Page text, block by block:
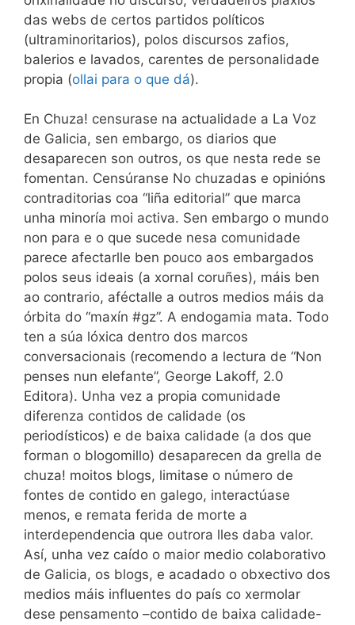
das webs de certos partidos políticos
(ultraminoritarios), polos discursos zafios,
balerios e lavados, carentes de personalidade
propia (ollai para o que dá).
En Chuza! censurase na actualidade a La Voz
de Galicia, sen embargo, os diarios que
desaparecen son outros, os que nesta rede se
fomentan. Censúranse No chuzadas e opinións
contraditorias coa “liña editorial” que marca
unha minoría moi activa. Sen embargo o mundo
non para e o que sucede nesa comunidade
parece afectarlle ben pouco aos embargados
polos seus ideais (a xornal coruñes), máis ben
ao contrario, aféctalle a outros medios máis da
órbita do “maxín #gz”. A endogamia mata. Todo
ten a súa lóxica dentro dos marcos
conversacionais (recomendo a lectura de “Non
penses nun elefante”, George Lakoff, 2.0
Editora). Unha vez a propia comunidade
diferenza contidos de calidade (os
periodísticos) e de baixa calidade (a dos que
forman o blogomillo) desaparecen da grella de
chuza! moitos blogs, limitase o número de
fontes de contido en galego, interactúase
menos, e remata ferida de morte a
interdependencia que outrora lles daba valor.
Así, unha vez caído o maior medio colaborativo
de Galicia, os blogs, e acadado o obxectivo dos
medios máis influentes do país co xermolar
dese pensamento –contido de baixa calidade-